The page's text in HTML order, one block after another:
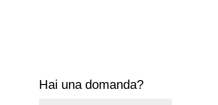
Hai una domanda?